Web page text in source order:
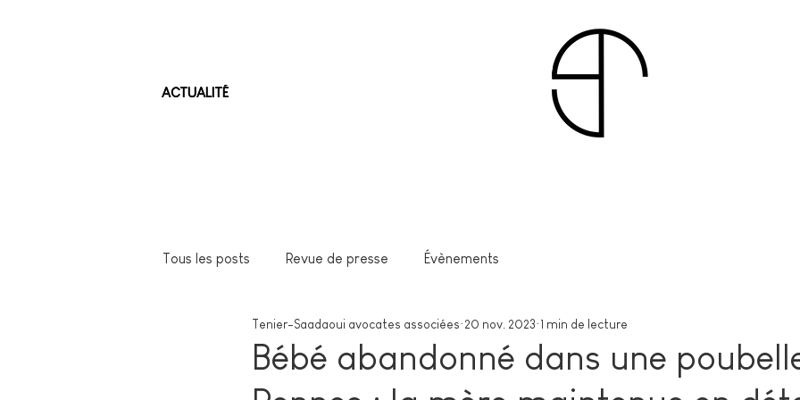
ACTUALITÉ
Tous les posts Revue de presse Évènements
Bébé abandonné dans une
Tenier-Saadaoui avocates associées 20 nov. 2023 1 min de lecture